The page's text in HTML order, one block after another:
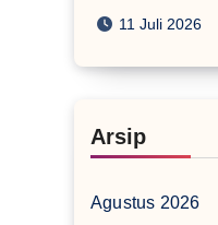
11 Juli 2026
Arsip
Agustus 2026